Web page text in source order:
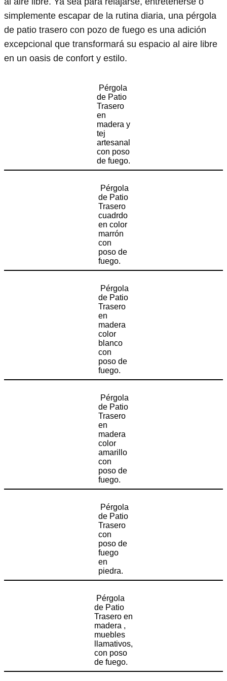
simplemente escapar de la rutina diaria, una pérgola
de patio trasero con pozo de fuego es una adición
excepcional que transformará su espacio al aire libre
en un oasis de confort y estilo.
Pérgola
de Patio
Trasero
en
madera y
tej
artesanal
con poso
de fuego.
Pérgola
de Patio
Trasero
cuadrdo
en color
marrón
con
poso de
fuego.
Pérgola
de Patio
Trasero
en
madera
color
blanco
con
poso de
fuego.
Pérgola
de Patio
Trasero
en
madera
color
amarillo
con
poso de
fuego.
Pérgola
de Patio
Trasero
con
poso de
fuego
en
piedra.
Pérgola
de Patio
Trasero en
madera ,
muebles
llamativos,
con poso
de fuego.